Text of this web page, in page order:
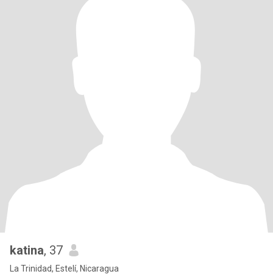
katina, 37
La Trinidad, Estelí, Nicaragua